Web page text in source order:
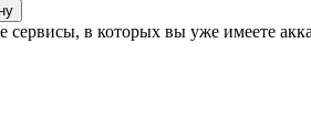
сервисы, в которых вы уже имеете